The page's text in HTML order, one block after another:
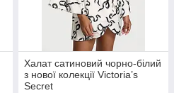
Халат сатиновий чорно-білий
з нової колекції Victoria’s
Secret